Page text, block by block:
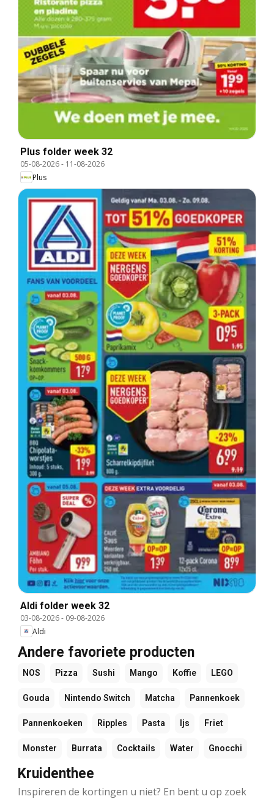
Plus folder week 32
05-08-2026- 11-08-2026
Plus
Aldi folder week 32
03-08-2026- 09-08-2026
Aldi
Andere favoriete producten
NOS Pizza Sushi Mango Koffie LEGO
Gouda Nintendo Switch Matcha Pannenkoek
Pannenkoeken Ripples Pasta Ijs Friet
Monster Burrata Cocktails Water Gnocchi
Kruidenthee
Inspireren de kortingen u niet? En bent u op zoek